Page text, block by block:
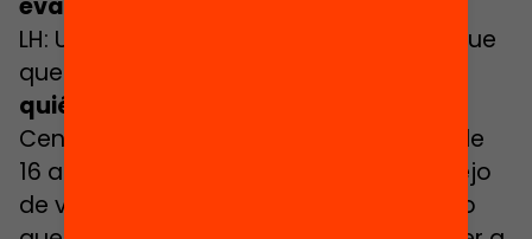
evaluación del programa?
LH: Uno de los aprendizajes principales fue
que había que
quién nos teníamos que dirigir
Centrarnos sobre todo en los jóvenes de
16 a 19 años que tienen un perfil complejo
de vulnerabilidad social y personal, pero